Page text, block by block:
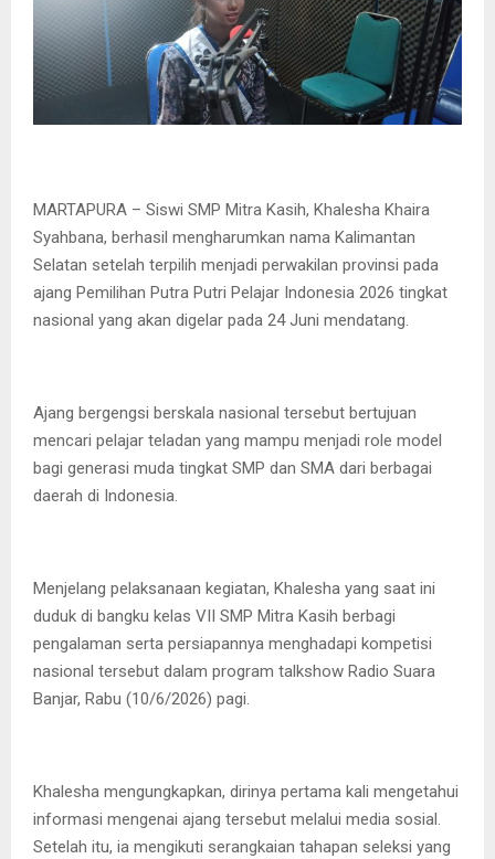
MARTAPURA – Siswi SMP Mitra Kasih, Khalesha Khaira
Syahbana, berhasil mengharumkan nama Kalimantan
Selatan setelah terpilih menjadi perwakilan provinsi pada
ajang Pemilihan Putra Putri Pelajar Indonesia 2026 tingkat
nasional yang akan digelar pada 24 Juni mendatang.
Ajang bergengsi berskala nasional tersebut bertujuan
mencari pelajar teladan yang mampu menjadi role model
bagi generasi muda tingkat SMP dan SMA dari berbagai
daerah di Indonesia.
Menjelang pelaksanaan kegiatan, Khalesha yang saat ini
duduk di bangku kelas VII SMP Mitra Kasih berbagi
pengalaman serta persiapannya menghadapi kompetisi
nasional tersebut dalam program talkshow Radio Suara
Banjar, Rabu (10/6/2026) pagi.
Khalesha mengungkapkan, dirinya pertama kali mengetahui
informasi mengenai ajang tersebut melalui media sosial.
Setelah itu, ia mengikuti serangkaian tahapan seleksi yang